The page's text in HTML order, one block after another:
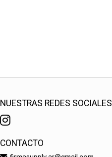
NUESTRAS REDES SOCIALES
CONTACTO